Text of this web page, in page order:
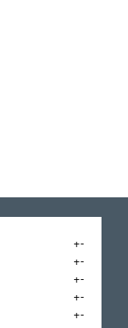
+-
+-
+-
+-
+-